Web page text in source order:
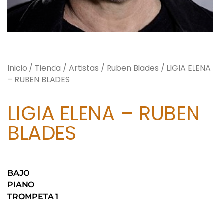
Inicio / Tienda / Artistas / Ruben Blades / LIGIA ELENA
– RUBEN BLADES
LIGIA ELENA – RUBEN
BLADES
BAJO
PIANO
TROMPETA 1